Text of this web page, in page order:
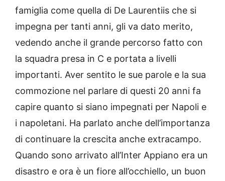
famiglia come quella di De Laurentiis che si
impegna per tanti anni, gli va dato merito,
vedendo anche il grande percorso fatto con
la squadra presa in C e portata a livelli
importanti. Aver sentito le sue parole e la sua
commozione nel parlare di questi 20 anni fa
capire quanto si siano impegnati per Napoli e
i napoletani. Ha parlato anche dell’importanza
di continuare la crescita anche extracampo.
Quando sono arrivato all’Inter Appiano era un
disastro e ora è un fiore all’occhiello, un buon